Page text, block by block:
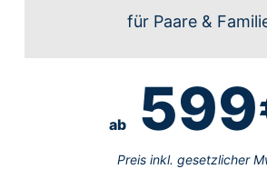
für Paare &
ab
Preis inkl. gesetzlicher